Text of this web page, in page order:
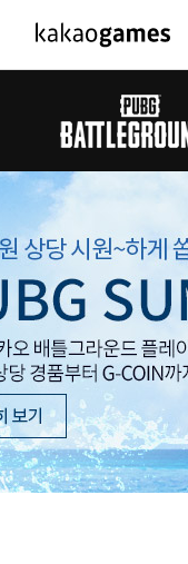
PC/모바일게임
도깨비의세계
아키에이지 워
아레스 : 라이
모바일게임
우마무스메 프
SMiniz